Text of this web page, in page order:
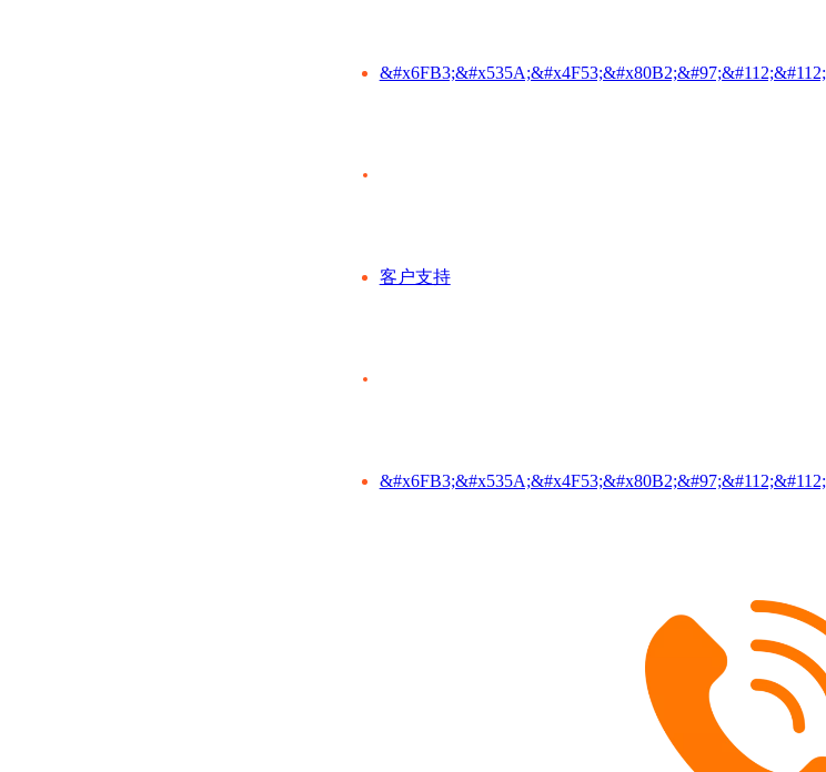
&#x6FB3;&#x535A;&#x4F53;&#x80B2;&#97;&#112;&#112;
客户支持
&#x6FB3;&#x535A;&#x4F53;&#x80B2;&#97;&#112;&#112;